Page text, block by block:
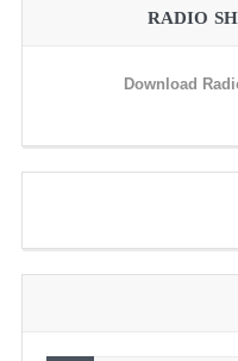
RADIO
Download